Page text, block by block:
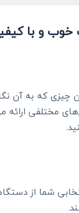
خوب و با
چیزی که به آن
مختلفی ارائه
شما از